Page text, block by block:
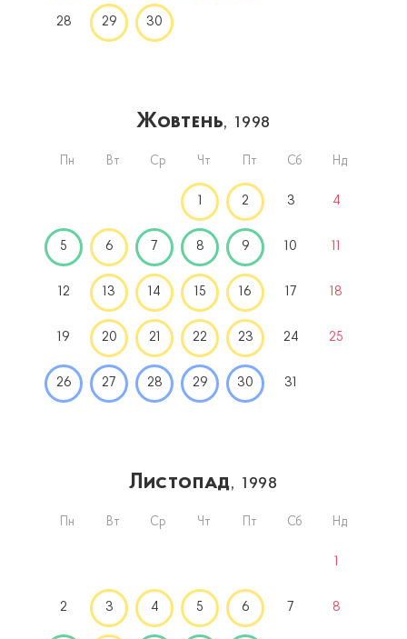
28 29 30
Жовтень, 1998
Пн Вт Ср Чт Пт Сб Нд
2 3 4
5 6 7 8 9 10
12 13 14 15 16 17 18
19 20 21 22 23 24 25
26 27 28 29 30 31
Листопад, 1998
Пн Вт Ср Чт Пт Сб Нд
1
2 3 4 5 6 7 8